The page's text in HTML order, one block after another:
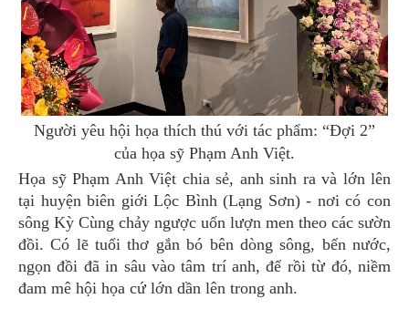
Người yêu hội họa thích thú với tác phẩm: “Đợi 2”
của họa sỹ Phạm Anh Việt.
Họa sỹ Phạm Anh Việt chia sẻ, anh sinh ra và lớn lên
tại huyện biên giới Lộc Bình (Lạng Sơn) - nơi có con
sông Kỳ Cùng chảy ngược uốn lượn men theo các sườn
đồi. Có lẽ tuổi thơ gắn bó bên dòng sông, bến nước,
ngọn đồi đã in sâu vào tâm trí anh, để rồi từ đó, niềm
đam mê hội họa cứ lớn dần lên trong anh.